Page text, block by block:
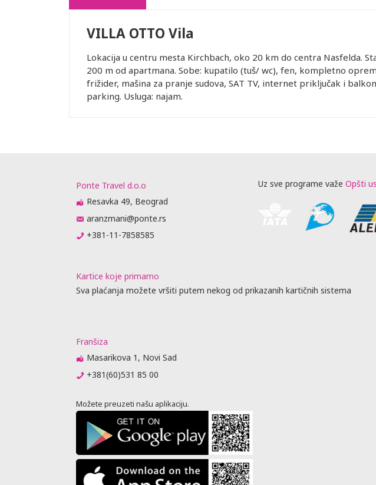
VILLA OTTO Vila
Lokacija u centru mesta Kirchbach, oko 20 km do centra Nasfelda.
200 m od apartmana. Sobe: kupatilo (tuš/ wc), fen, kompletno
frižider, mašina za pranje sudova, SAT TV, internet priključak i
parking. Usluga: najam.
Ponte Travel d.o.o
Resavka 49, Beograd
aranzmani@ponte.rs
+381-11-7858585
Uz sve programe važe Opšti
Kartice koje primamo
Sva plaćanja možete vršiti putem nekog od prikazanih kartičnih sistema
Franšiza
Masarikova 1, Novi Sad
+381(60)531 85 00
Možete preuzeti našu aplikaciju.